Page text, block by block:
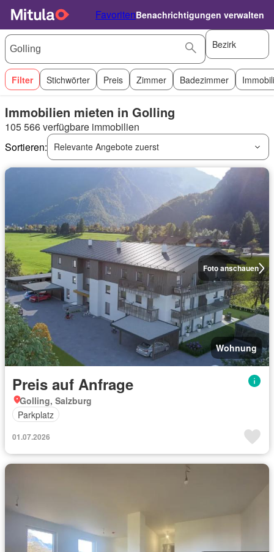
FavoritenBenachrichtigungen verwalten
Bezirk
Filter Stichwörter Preis Zimmer Badezimmer
Immobilien mieten in Golling
105 566 verfügbare immobilien
Sortieren:
Relevante Angebote zuerst
Foto anschauen
Wohnung
Preis auf Anfrage
Golling, Salzburg
Parkplatz
01.07.2026